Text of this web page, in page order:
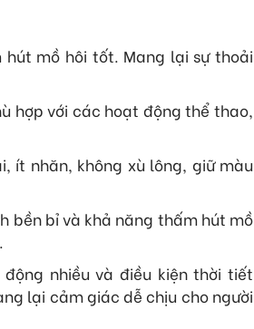
mồ hôi tốt. Mang lại sự thoải
hợp với các hoạt động thể thao,
ít nhăn, không xù lông, giữ màu
bền bỉ và khả năng thấm hút mồ
nhiều và điều kiện thời tiết
lại cảm giác dễ chịu cho người